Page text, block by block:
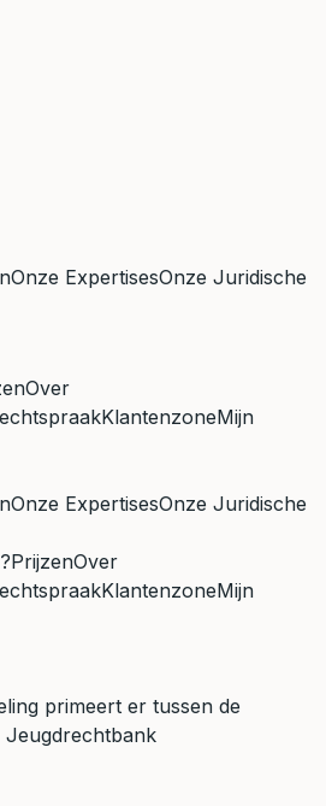
Onze ExpertisesOnze Juridische
Over
KlantenzoneMijn
Onze ExpertisesOnze Juridische
PrijzenOver
KlantenzoneMijn
primeert er tussen de
Jeugdrechtbank